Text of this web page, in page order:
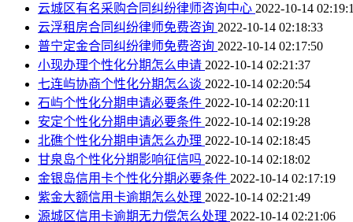
云城区有名采购合同纠纷律师咨询中心 2022-10-14
云浮租房合同纠纷律师免费咨询 2022-10-14 02:18:33
普宁定金合同纠纷律师免费咨询 2022-10-14 02:17:50
小现办理个性化分期怎么申请 2022-10-14 02:21:37
七连屿协商个性化分期怎么谈 2022-10-14 02:20:54
石屿个性化分期申请必要条件 2022-10-14 02:20:11
安定个性化分期申请必要条件 2022-10-14 02:19:28
北礁个性化分期申请怎么办理 2022-10-14 02:18:45
甘泉岛个性化分期影响征信吗 2022-10-14 02:18:02
金银岛信用卡个性化分期必要条件 2022-10-14 02:17:19
紫金大额信用卡逾期怎么处理 2022-10-14 02:21:49
源城区信用卡逾期无力偿怎么处理 2022-10-14 02:21:06